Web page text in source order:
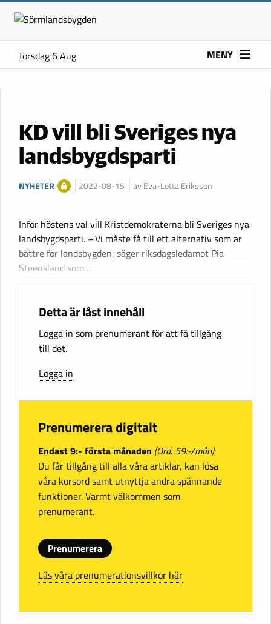
Torsdag 6 Aug MENY
KD vill bli Sveriges nya
landsbygdsparti
NYHETER 2022-08-15 av Eva-Lotta Eriksson
Inför höstens val vill Kristdemokraterna bli Sveriges nya
landsbygdsparti. – Vi måste få till ett alternativ som är
bättre för landsbygden, säger riksdagsledamot Pia
Steensland som…
Detta är låst innehåll
Logga in som prenumerant för att få tillgång
till det.
Logga in
Prenumerera digitalt
Endast 9:- första månaden (Ord. 59:-/mån)
Du får tillgång till alla våra artiklar, kan lösa
våra korsord samt utnyttja andra spännande
funktioner. Varmt välkommen som
prenumerant.
Prenumerera
Läs våra prenumerationsvillkor här